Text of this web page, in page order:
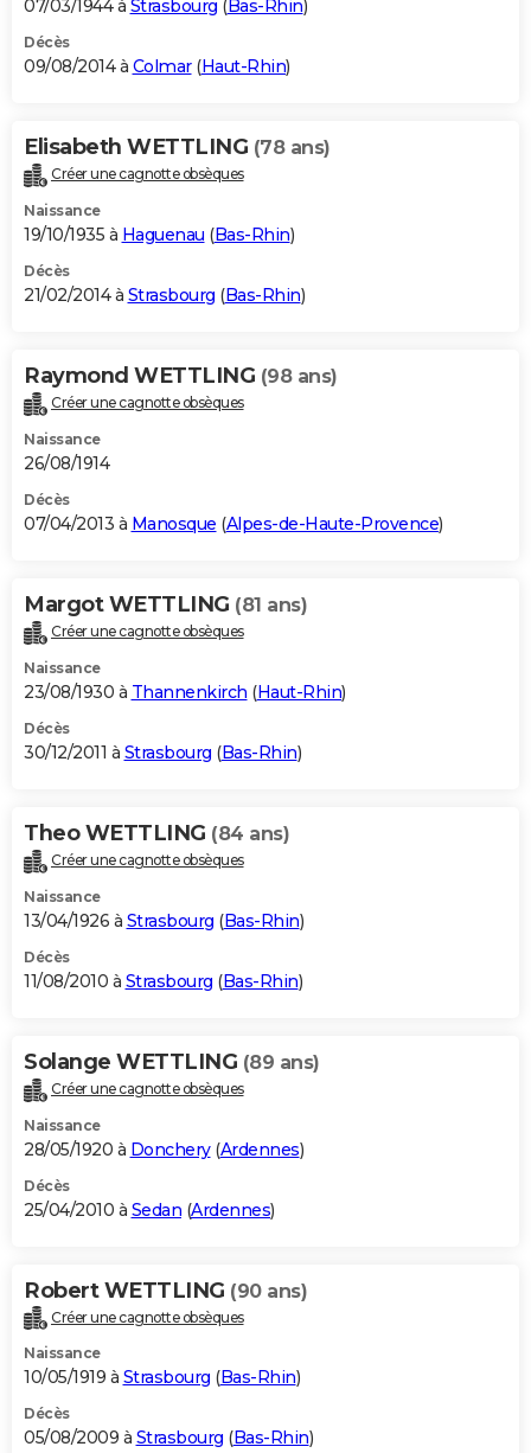
07/03/1944 à Strasbourg ( Bas-Rhin)
Décès
09/08/2014 à Colmar(Haut-Rhin)
Elisabeth WETTLING (78 ans)
Créer une cagnotte obsèques
Naissance
19/10/1935 à Haguenau (Bas-Rhin)
Décès
21/02/2014 à Strasbourg (Bas-Rhin)
Raymond WETTLING (98 ans)
Créer une cagnotte obsèques
Naissance
26/08/1914
Décès
07/04/2013 à Manosque (Alpes-de-Haute-Provence)
Margot WETTLING (81 ans)
Créer une cagnotte obsèques
Naissance
23/08/1930 à Thannenkirch (Haut-Rhin)
Décès
30/12/2011 à Strasbourg (Bas-Rhin)
Theo WETTLING (84 ans)
Créer une cagnotte obsèques
Naissance
13/04/1926 à Strasbourg (Bas-Rhin)
Décès
11/08/2010 à Strasbourg (Bas-Rhin)
Solange WETTLING (89 ans)
Créer une cagnotte obsèques
Naissance
28/05/1920 à Donchery(Ardennes)
Décès
25/04/2010 à Sedan (Ardennes)
Robert WETTLING (90 ans)
Créer une cagnotte obsèques
Naissance
10/05/1919 à Strasbourg (Bas-Rhin)
Décès
05/08/2009 à Strasbourg (Bas-Rhin)